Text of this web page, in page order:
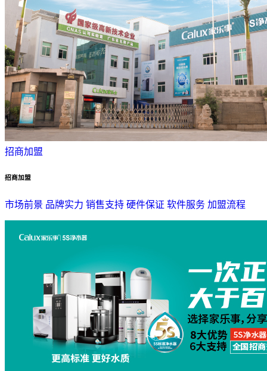
招商加盟
招商加盟
市场前景 品牌实力 销售支持 硬件保证 软件服务 加盟流程